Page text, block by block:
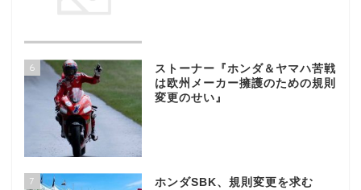
6
ストーナー『ホンダ＆ヤマハ苦戦
は欧州メーカー擁護のための規則
変更のせい』
7
ホンダSBK、規則変更を求む